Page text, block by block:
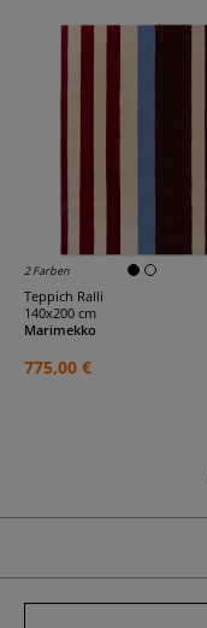
2 Farben
Teppich Ralli
140x200 cm
Marimekko
775,00 €